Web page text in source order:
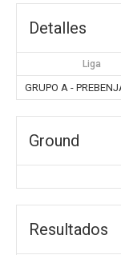
Detalles
Liga
GRUPO A -
Ground
Resultados